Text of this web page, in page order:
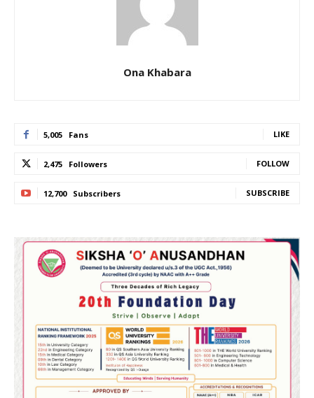
Ona Khabara
5,005 Fans LIKE
2,475 Followers FOLLOW
12,700 Subscribers SUBSCRIBE